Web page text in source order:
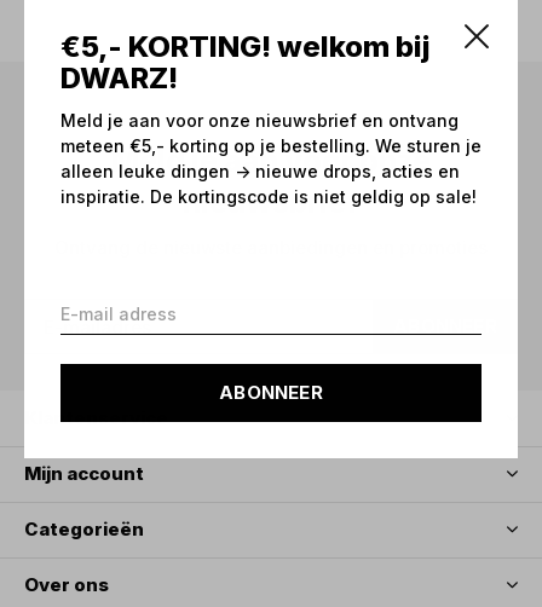
€5,- KORTING! welkom bij
DWARZ!
Meld je aan voor onze nieuwsbrief en ontvang
meteen €5,- korting op je bestelling. We sturen je
alleen leuke dingen -> nieuwe drops, acties en
inspiratie. De kortingscode is niet geldig op sale!
ABONNEER
Meld je aan voor onze
nieuwsbrief
Klantenservice
Mijn account
Categorieën
Over ons